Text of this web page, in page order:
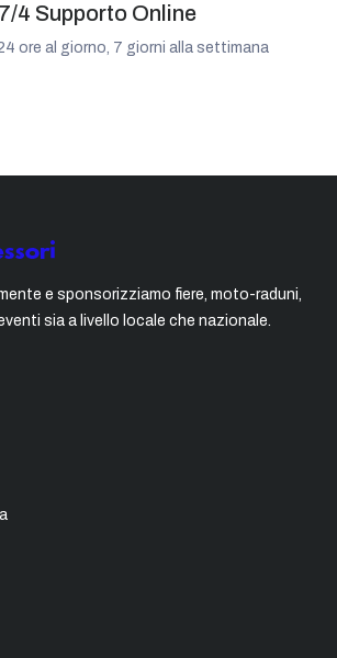
4 Supporto Online
ore al giorno, 7 giorni alla settimana
e sponsorizziamo fiere, moto-raduni,
sia a livello locale che nazionale.